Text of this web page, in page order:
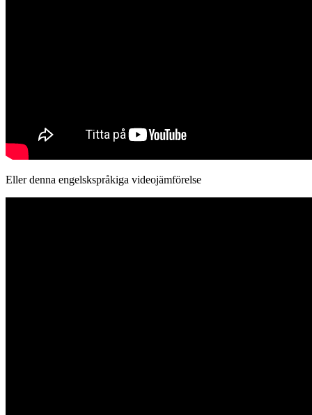
Eller denna engelskspråkiga videojämförelse